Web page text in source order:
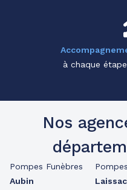
à chaque
Nos
Pompes Funèbres
Aubin